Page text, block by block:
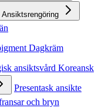
Ansiktsrengöring
Dagkräm
ansiktsvård Koreansk
Presentask ansikte
och bryn